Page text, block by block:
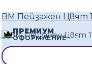
BM Пейзажен Цвят 1
ПРЕМИУМ
ОФОРМЛЕНИЕ